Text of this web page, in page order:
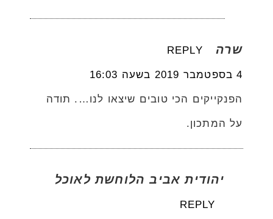
שרה REPLY
4 בספטמבר 2019 בשעה 16:03
הפנקייקים הכי טובים שיצאו לנו…. תודה
על המתכון.
יהודית אביב הלוחשת לאוכל
REPLY